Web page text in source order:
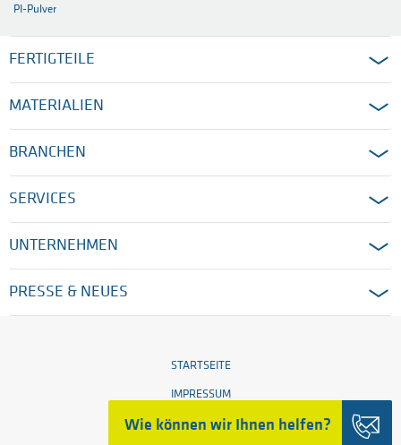
Wie können wir Ihnen helfen?
PI-Pulver
FERTIGTEILE
MATERIALIEN
BRANCHEN
SERVICES
UNTERNEHMEN
PRESSE & NEUES
STARTSEITE
IMPRESSUM
RECHTLICHE HINWEISE